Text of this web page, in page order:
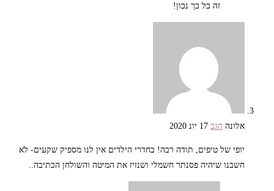
זה כל כך נכון!
אלונה הגב 17 יונ 2020
יופי של טיפים, תודה רבה! בחדרי הילדים אין לנו מספיק שקעים- לא
חשבנו שיהיה פסנתר חשמלי ושנזיז את המיטה והשולחן הכתיבה..